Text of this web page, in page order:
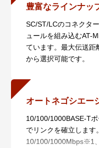
豊富なラインナッ
SC/ST/LCのコネクタ
ュールを組み込むAT-
ています。最大伝送距
から選択可能です。
オートネゴシエー
10/100/1000BASE-T
でリンクを確立します
10/100/1000Mbps※1